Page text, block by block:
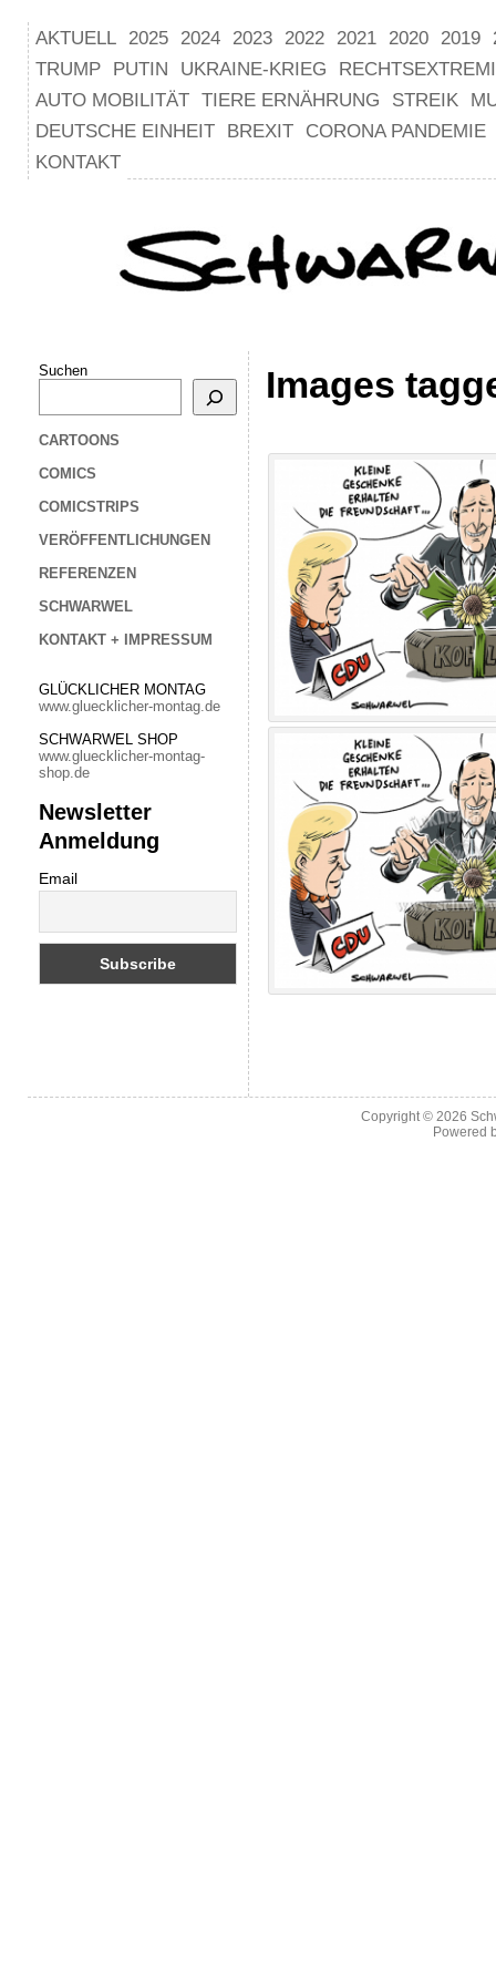
AKTUELL 2025 2024 2023 2022 2021 2020 2019
TRUMP
PUTIN UKRAINE-KRIEG
AUTO MOBILITÄT TIERE ERNÄHRUNG STREIK
DEUTSCHE EINHEIT
BREXIT
CORONA PANDEMIE
KONTAKT
Suchen
CARTOONS
COMICS
COMICSTRIPS
VERÖFFENTLICHUNGEN
REFERENZEN
SCHWARWEL
KONTAKT + IMPRESSUM
GLÜCKLICHER MONTAG
www.gluecklicher-montag.de
SCHWARWEL SHOP
www.gluecklicher-montag-
shop.de
Newsletter
Anmeldung
Email
Images
Copyright © 2026
Powered